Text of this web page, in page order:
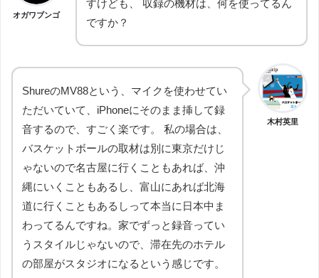
オガワブンゴ
すけども、 収録の機材は、何を使ってるん
ですか？
木村英里
ShureのMV88という、マイクを使わせてい
ただいていて、iPhoneにそのまま挿して録
音するので、すごく楽です。 私の場合は、
バスケットボールの取材は別に東京だけじ
ゃないので名古屋に行くこともあれば、沖
縄にいくこともあるし、富山にあれば北海
道に行くこともあるしって本当に日本中ま
わってるんですね。家でずっと録音ってい
うスタイルじゃないので、滞在先のホテル
の部屋がスタジオになるという感じです。